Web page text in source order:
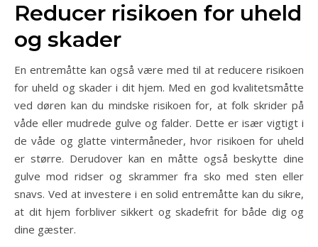
Reducer risikoen for uheld
og skader
En entremåtte kan også være med til at reducere risikoen
for uheld og skader i dit hjem. Med en god kvalitetsmåtte
ved døren kan du mindske risikoen for, at folk skrider på
våde eller mudrede gulve og falder. Dette er især vigtigt i
de våde og glatte vintermåneder, hvor risikoen for uheld
er større. Derudover kan en måtte også beskytte dine
gulve mod ridser og skrammer fra sko med sten eller
snavs. Ved at investere i en solid entremåtte kan du sikre,
at dit hjem forbliver sikkert og skadefrit for både dig og
dine gæster.